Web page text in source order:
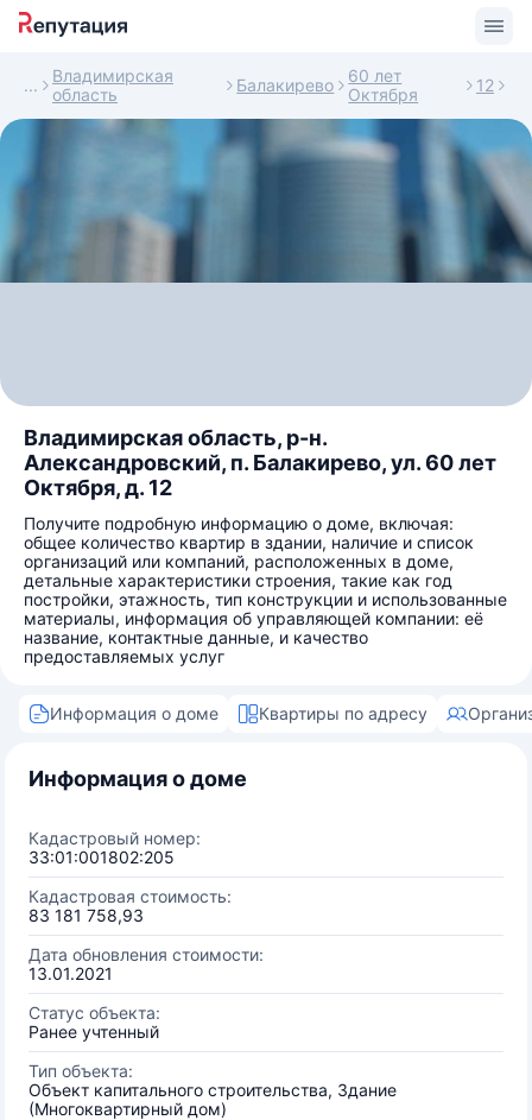
Владимирская
область
Балакирево
60 лет
Октября
12
Владимирская область, р-н.
Александровский, п. Балакирево, ул. 60 лет
Октября, д. 12
Получите подробную информацию о доме, включая:
общее количество квартир в здании, наличие и список
организаций или компаний, расположенных в доме,
детальные характеристики строения, такие как год
постройки, этажность, тип конструкции и использованные
материалы, информация об управляющей компании: её
название, контактные данные, и качество
предоставляемых услуг
Информация о доме Квартиры по адресу
Информация о доме
Кадастровый номер:
33:01:001802:205
Кадастровая стоимость:
83 181 758,93
Дата обновления стоимости:
13.01.2021
Статус объекта:
Ранее учтенный
Тип объекта:
Объект капитального строительства, Здание
(Многоквартирный дом)